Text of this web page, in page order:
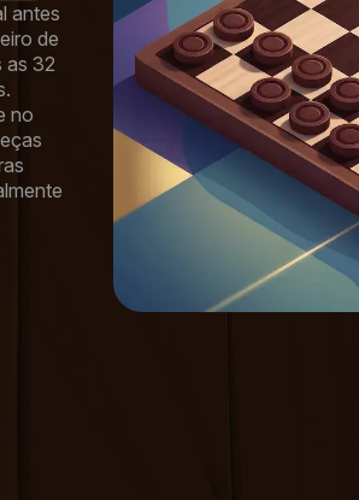
antes
de
as 32
no